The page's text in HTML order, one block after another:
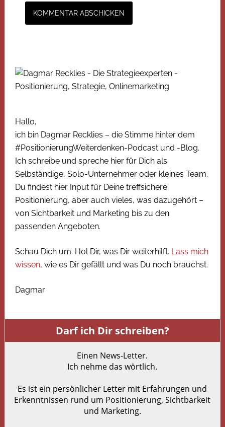
Hallo,
ich bin Dagmar Recklies – die Stimme hinter dem
#PositionierungWeiterdenken-Podcast und -Blog.
Ich schreibe und spreche hier für Dich als
Selbständige, Solo-Unternehmer oder kleines Team.
Du findest hier Input für Deine treffsichere
Positionierung, aber auch vieles, was dazugehört –
von Sichtbarkeit und Marketing bis zu den
passenden Angeboten.
Schau Dich um. Hol Dir, was Dir weiterhilft. Lass mich
wissen, wie es Dir gefällt und was Du noch brauchst.
Dagmar
Darf ich Dir schreiben?
Einen News-Letter.
Ich nehme das wörtlich.
Es ist ein persönlicher Letter mit Erfahrungen und
Erkenntnissen rund um Positionierung, Sichtbarkeit
und Marketing.